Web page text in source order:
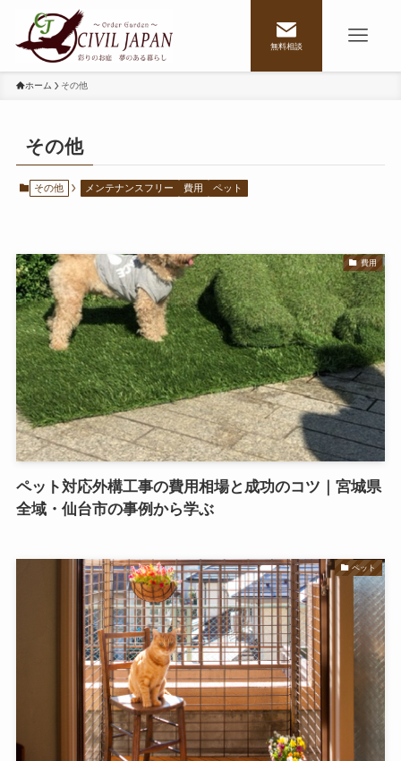
無料相談
ホーム その他
その他
その他 メンテナンスフリー 費用 ペット
費用
ペット対応外構工事の費用相場と成功のコツ｜宮城県
全域・仙台市の事例から学ぶ
ペット